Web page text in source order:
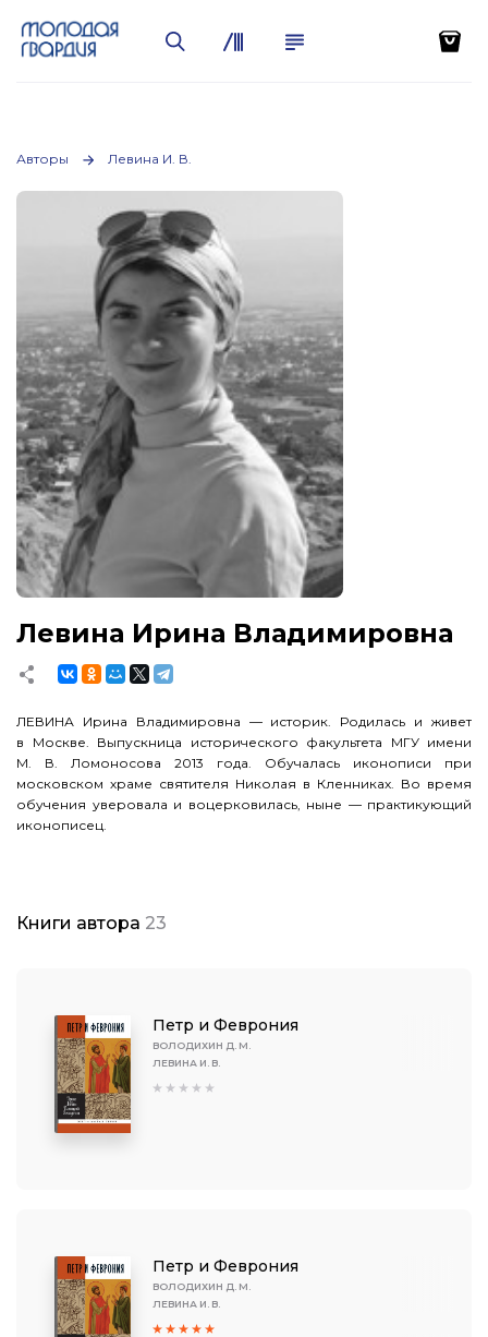
Авторы Левина И. В.
Левина Ирина Владимировна
ЛЕВИНА Ирина Владимировна — историк. Родилась и живет
в Москве. Выпускница исторического факультета МГУ имени
М. В. Ломоносова 2013 года. Обучалась иконописи при
московском храме святителя Николая в Кленниках. Во время
обучения уверовала и воцерковилась, ныне — практикующий
иконописец.
Книги автора 23
Петр и Феврония
ВОЛОДИХИН Д. М.
ЛЕВИНА И. В.
Петр и Феврония
ВОЛОДИХИН Д. М.
ЛЕВИНА И. В.